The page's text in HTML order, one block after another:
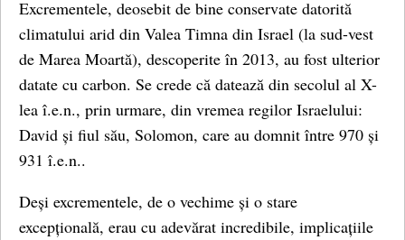
Excrementele, deosebit de bine conservate datorită
climatului arid din Valea Timna din Israel (la sud-vest
de Marea Moartă), descoperite în 2013, au fost ulterior
datate cu carbon. Se crede că datează din secolul al X-
lea î.e.n., prin urmare, din vremea regilor Israelului:
David și fiul său, Solomon, care au domnit între 970 și
931 î.e.n..
Deși excrementele, de o vechime și o stare
excepțională, erau cu adevărat incredibile, implicațiile